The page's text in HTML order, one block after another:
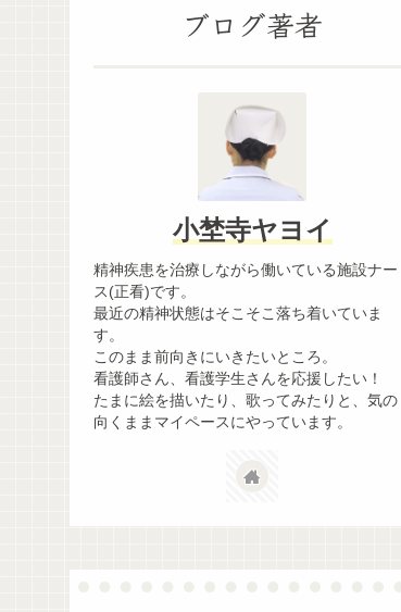
ブログ著者
小埜寺ヤヨイ
精神疾患を治療しながら働いている施設ナー
ス(正看)です。
最近の精神状態はそこそこ落ち着いていま
す。
このまま前向きにいきたいところ。
看護師さん、看護学生さんを応援したい！
たまに絵を描いたり、歌ってみたりと、気の
向くままマイペースにやっています。